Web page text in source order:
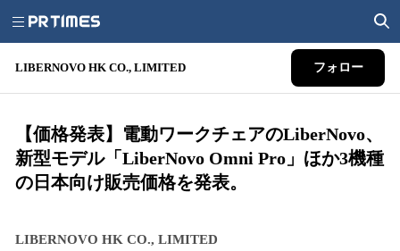
LIBERNOVO HK CO., LIMITED フォロー
【価格発表】電動ワークチェアのLiberNovo、
新型モデル「LiberNovo Omni Pro」ほか3機種
の日本向け販売価格を発表。
LIBERNOVO HK CO., LIMITED